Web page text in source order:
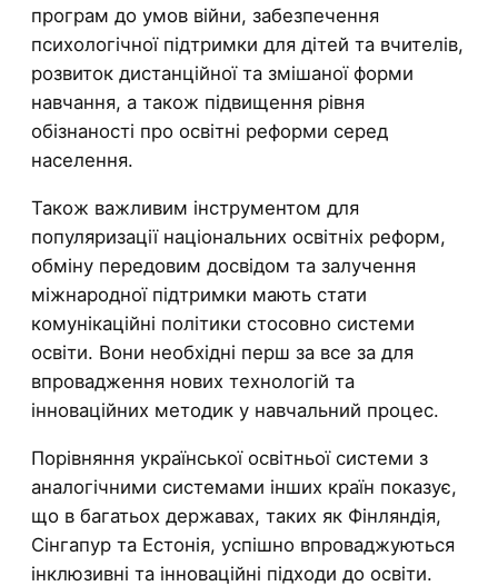
програм до умов війни, забезпечення
психологічної підтримки для дітей та вчителів,
розвиток дистанційної та змішаної форми
навчання, а також підвищення рівня
обізнаності про освітні реформи серед
населення.
Також важливим інструментом для
популяризації національних освітніх реформ,
обміну передовим досвідом та залучення
міжнародної підтримки мають стати
комунікаційні політики стосовно системи
освіти. Вони необхідні перш за все за для
впровадження нових технологій та
інноваційних методик у навчальний процес.
Порівняння української освітньої системи з
аналогічними системами інших країн показує,
що в багатьох державах, таких як Фінляндія,
Сінгапур та Естонія, успішно впроваджуються
інклюзивні та інноваційні підходи до освіти.